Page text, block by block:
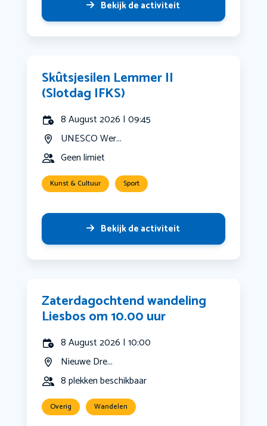
Bekijk de activiteit
Skûtsjesilen Lemmer II
(Slotdag IFKS)
8 August 2026 | 09:45
UNESCO Wer...
Geen limiet
Kunst & Cultuur Sport
Bekijk de activiteit
Zaterdagochtend wandeling
Liesbos om 10.00 uur
8 August 2026 | 10:00
Nieuwe Dre...
8 plekken beschikbaar
Overig Wandelen